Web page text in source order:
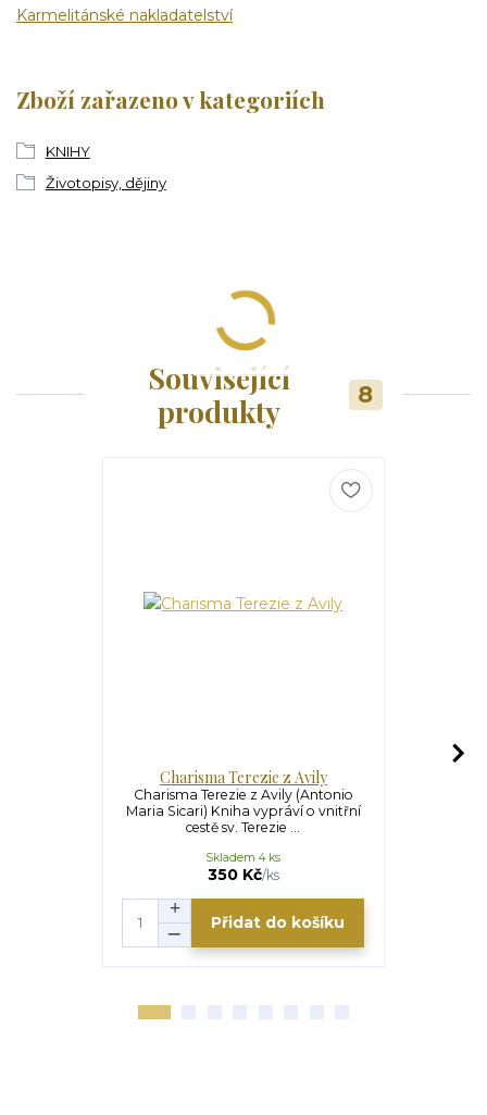
Karmelitánské nakladatelství
Zboží zařazeno v kategoriích
KNIHY
Životopisy, dějiny
Související
produkty
8
Charisma Terezie z Avily
Charisma Terezie z Avily (Antonio
Maria Sicari) Kniha vypráví o vnitřní
cestě sv. Terezie ...
350 Kč/ks
Skladem 4 ks
Přidat do košíku